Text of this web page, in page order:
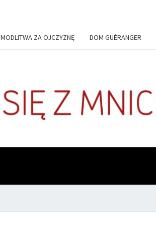
MODLITWA ZA OJCZYZNĘ DOM GUÉRANGER
Codziennie